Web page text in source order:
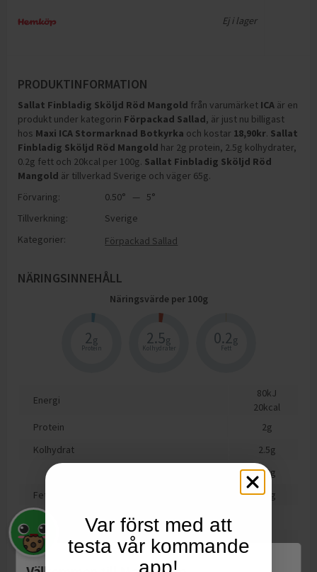
Ej i lager
PRODUKTINFORMATION
Sallat Finbladig Sköljd Röd Mangold från varumärket ICA är en
produkt under kategorin Förpackad Sallad, är just nu billigast
hos Maxi ICA Stormarknad Botkyrka och kostar 18,90kr. Sallat
Finbladig Sköljd Röd Mangold har 2g protein, 2.5g kolhydrater,
0.2g fett och 20kcal per 100g. Sallat Finbladig Sköljd Röd
Mangold är tillverkad Sverige och väger 65g.
Förvaring:
0.50° — 5°
Tillverkning:
Sverige
Kategorier:
Förpackad Sallad
NÄRINGSINNEHÅLL
Näringsvärde per 100g
2g
Protein
2.5g
Kolhydrater
0.2g
Fett
Energi
80kJ
20kcal
Protein
2g
Kolhydrat
2.5g
varav sockerarter
0.3g
Fett
0.2 g
varav mättat fett
Fiber
g
Var först med att
testa vår kommande
app!